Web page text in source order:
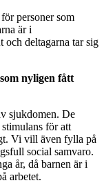
personer som
är i
och deltagarna tar sig
nyligen fått
sjukdomen. De
för att
Vi vill även fylla på
social samvaro.
år, då barnen är i
arbetet.